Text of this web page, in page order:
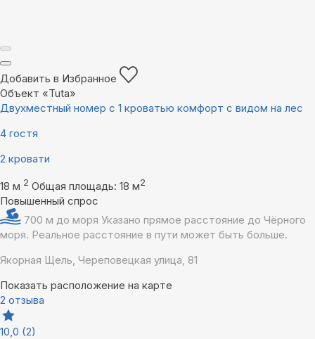
Добавить в Избранное
Объект «Tuta»
Двухместный номер с 1 кроватью комфорт с видом на лес
4 гостя
2 кровати
18 м 2 Общая площадь: 18 м2
Повышенный спрос
700 м до моря Указано прямое расстояние до Чёрного
моря. Реальное расстояние в пути может быть больше.
Якорная Щель, Череповецкая улица, 81
Показать расположение на карте
2 отзыва
10,0 (2)